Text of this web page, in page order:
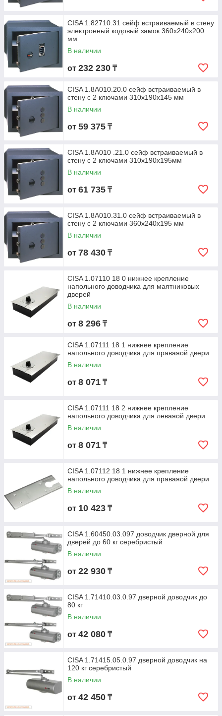
CISA 1.82710.31 сейф встраиваемый в стену
электронный кодовый замок 360х240х200
мм
В наличии
от 232 230 ₸
CISA 1.8А010.20.0 сейф встраиваемый в
стену с 2 ключами 310х190х145 мм
В наличии
от 59 375 ₸
CISA 1.8А010 .21.0 сейф встраиваемый в
стену с 2 ключами 310х190х195мм
В наличии
от 61 735 ₸
CISA 1.8А010.31.0 сейф встраиваемый в
стену с 2 ключами 360х240х195 мм
В наличии
от 78 430 ₸
CISA 1.07110 18 0 нижнее крепление
напольного доводчика для маятниковых
дверей
В наличии
от 8 296 ₸
CISA 1.07111 18 1 нижнее крепление
напольного доводчика для праваяой двери
В наличии
от 8 071 ₸
CISA 1.07111 18 2 нижнее крепление
напольного доводчика для леваяой двери
В наличии
от 8 071 ₸
CISA 1.07112 18 1 нижнее крепление
напольного доводчика для праваяой двери
В наличии
от 10 423 ₸
CISA 1.60450.03.097 доводчик дверной для
дверей до 60 кг серебристый
В наличии
от 22 930 ₸
CISA 1.71410.03.0.97 дверной доводчик до
80 кг
В наличии
от 42 080 ₸
CISA 1.71415.05.0.97 дверной доводчик на
120 кг серебристый
В наличии
от 42 450 ₸